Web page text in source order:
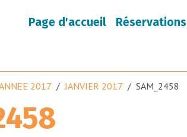
Page d'accueil Réservations
2017 JANVIER 2017 SAM_2458